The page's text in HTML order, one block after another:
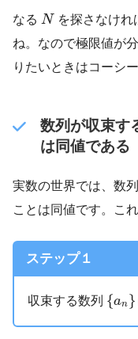
なる N
N を探さなけれ
ね。なので極限値が
りたいときはコーシ
数列が収束す
は同値である
実数の世界では、数
ことは同値です。こ
ステップ１
収束する数列 {an}
{a }